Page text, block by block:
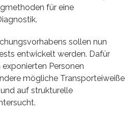
für eine
sollen nun
entwickelt werden. Dafür
Personen
mögliche Transporteiweiße
auf strukturelle